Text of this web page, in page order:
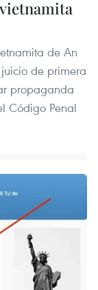
de An
de primera
propaganda
Código Penal